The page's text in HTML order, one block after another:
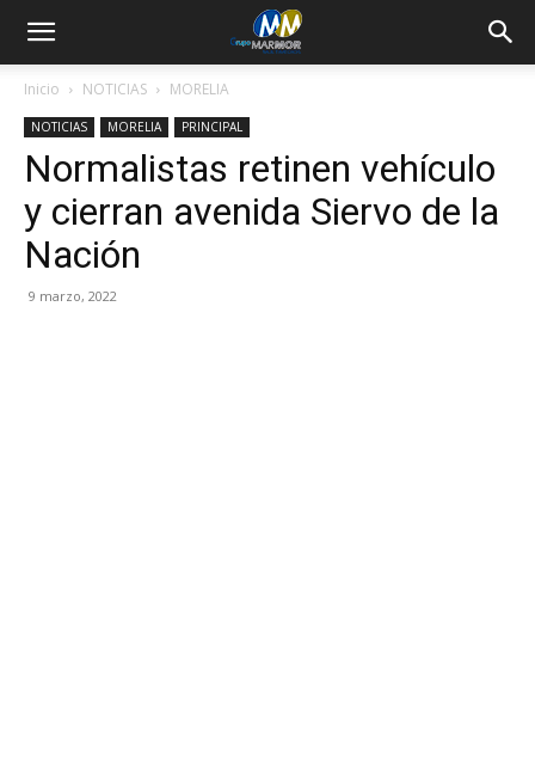
Inicio NOTICIAS MORELIA
NOTICIAS MORELIA PRINCIPAL
Normalistas retinen vehículo
y cierran avenida Siervo de la
Nación
9 marzo, 2022